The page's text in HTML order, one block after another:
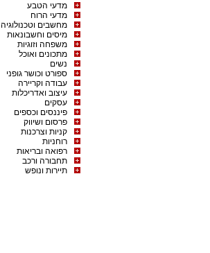
מדעי הטבע
מדעי הרוח
מחשבים וטכנולוגיה
מיסים וחשבונאות
משפחה וזוגיות
מתכונים ואוכל
נשים
ספורט וכושר גופני
עבודה וקריירה
עיצוב ואדריכלות
עסקים
פיננסים וכספים
פרסום ושיווק
קניות וצרכנות
רוחניות
רפואה ובריאות
תחבורה ורכב
תיירות ונופש